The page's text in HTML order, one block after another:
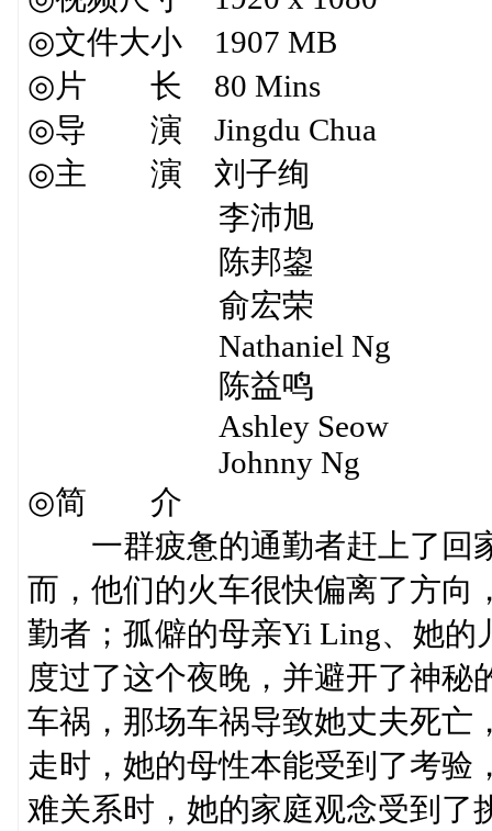
◎文件大小 1907 MB
◎片 长 80 Mins
◎导 演 Jingdu Chua
◎主 演 刘子绚
李沛旭
陈邦鋆
俞宏荣
Nathaniel Ng
陈益鸣
Ashley Seow
Johnny Ng
◎简 介
一群疲惫的通勤者赶上了回
而，他们的火车很快偏离了方向
勤者；孤僻的母亲Yi Ling、她的
度过了这个夜晚，并避开了神
车祸，那场车祸导致她丈夫死亡
走时，她的母性本能受到了考验
难关系时，她的家庭观念受到了